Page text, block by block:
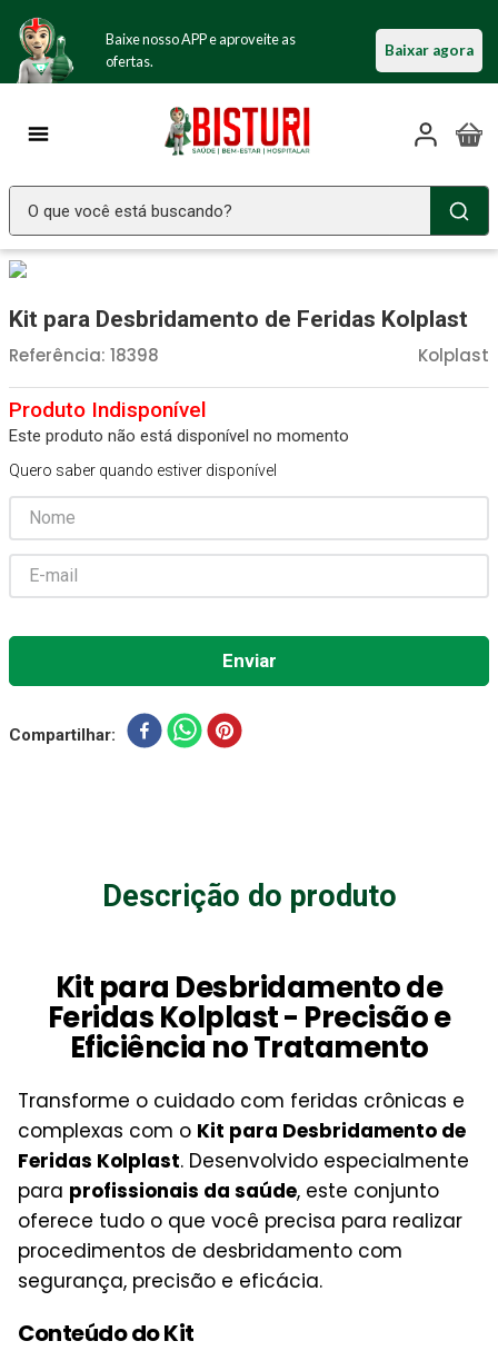
Baixe nosso APP e aproveite as
ofertas.
Baixar agora
O que você está buscando?
Kit para Desbridamento de Feridas Kolplast
Kolplast
Referência: 18398
Este produto não está disponível no momento
Quero saber quando estiver disponível
Compartilhar
Descrição do produto
Kit para Desbridamento de
Feridas Kolplast - Precisão e
Eficiência no Tratamento
Transforme o cuidado com feridas crônicas e
complexas com o Kit para Desbridamento de
Feridas Kolplast. Desenvolvido especialmente
para profissionais da saúde, este conjunto
oferece tudo o que você precisa para realizar
procedimentos de desbridamento com
segurança, precisão e eficácia.
Conteúdo do Kit
4º Littmann
6º Aparelho Pressão
7º Absorvente Geriatrico
8º